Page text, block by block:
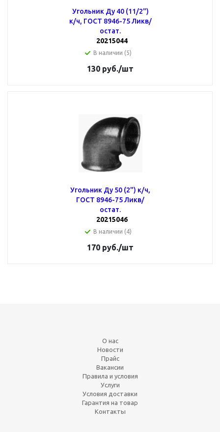
Угольник Ду 40 (11/2")
к/ч, ГОСТ 8946-75 Ликв/
остат.
20215044
В наличии (5)
130 руб./шт
Угольник Ду 50 (2") к/ч,
ГОСТ 8946-75 Ликв/
остат.
20215046
В наличии (4)
170 руб./шт
О нас
Новости
Прайс
Вакансии
Правила и условия
Услуги
Условия доставки
Гарантия на товар
Контакты